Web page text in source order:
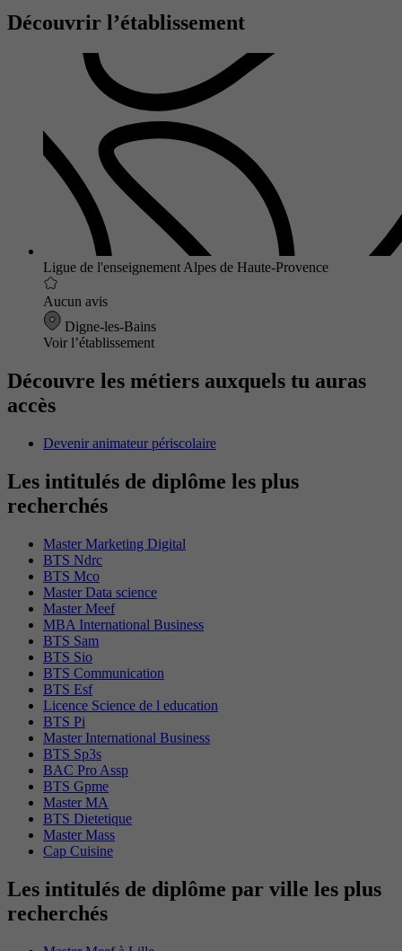
Découvrir l’établissement
Ligue de l'enseignement Alpes de Haute-Provence
Aucun avis
Digne-les-Bains
Voir l’établissement
Découvre les métiers auxquels tu auras
accès
Devenir animateur périscolaire
Les intitulés de diplôme les plus
recherchés
Master Marketing Digital
BTS Ndrc
BTS Mco
Master Data science
Master Meef
MBA International Business
BTS Sam
BTS Sio
BTS Communication
BTS Esf
Licence Science de l education
BTS Pi
Master International Business
BTS Sp3s
BAC Pro Assp
BTS Gpme
Master MA
BTS Dietetique
Master Mass
Cap Cuisine
Les intitulés de diplôme par ville les plus
recherchés